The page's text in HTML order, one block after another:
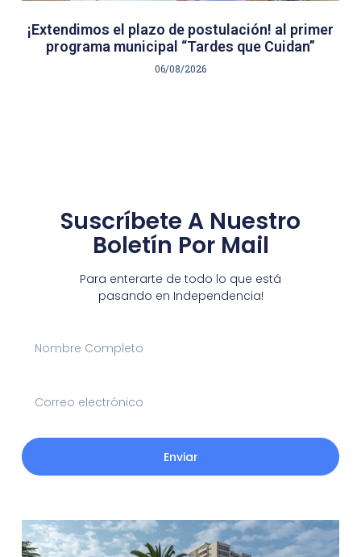
¡Extendimos el plazo de postulación! al primer
programa municipal “Tardes que Cuidan”
06/08/2026
Suscríbete A Nuestro
Boletín Por Mail
Para enterarte de todo lo que está
pasando en Independencia!
Enviar